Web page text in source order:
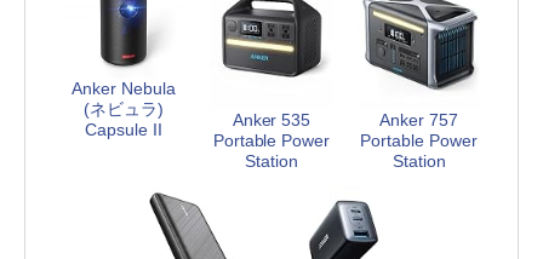
Anker Nebula
(ネビュラ)
Capsule II
Anker 535
Portable Power
Station
Anker 757
Portable Power
Station